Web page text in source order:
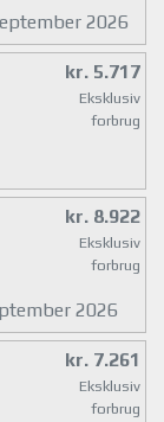
2026
kr. 5.717
Eksklusiv
forbrug
kr. 8.922
Eksklusiv
forbrug
2026
kr. 7.261
Eksklusiv
forbrug